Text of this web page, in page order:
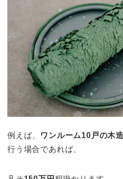
例えば、 ワンルーム10戸の木
行う場合であれば、